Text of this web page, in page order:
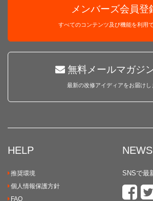
メンバーズ会員登
すべてのコンテンツ及び機能を利用
無料メールマガジ
最新の改修アイディアをお届けし
HELP
推奨環境
個人情報保護方針
FAQ
SNSで最